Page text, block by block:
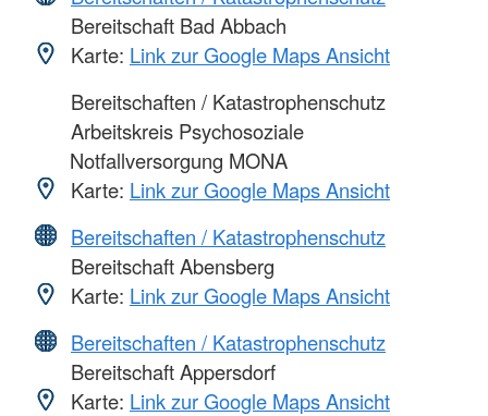
Bereitschaft Bad Abbach
Karte: Link zur Google Maps Ansicht
Bereitschaften / Katastrophenschutz
Arbeitskreis Psychosoziale
Notfallversorgung MONA
Karte: Link zur Google Maps Ansicht
Bereitschaften / Katastrophenschutz
Bereitschaft Abensberg
Karte: Link zur Google Maps Ansicht
Bereitschaften / Katastrophenschutz
Bereitschaft Appersdorf
Karte: Link zur Google Maps Ansicht